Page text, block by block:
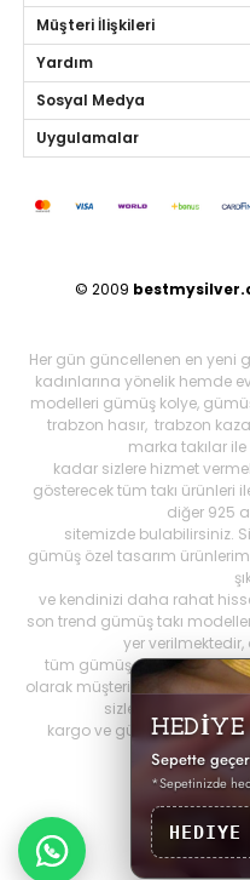
Müşteri İlişkileri
Yardım
Sosyal Medya
Uygulamalar
© 2009
Her gün güncellenen en yeni
kadınlarına yönelik hemde
modelleri gümüş kolye,
trabzon hasır, trabzon
marka takılar
kadar sizlere hizmet
gösterecek tüm takı ürünleri
diğer 925
sitemizde bulabilirsiniz.
gümüş özel tasarım
ve kendinizi daha rahat
son trend gümüş takı
yer verilmektedir,
tüm gümüş ürünlerini Best
olarak müşteri
sizlere daha iyi
kargo ve güvenilirHEDİYE
Sepette
*Sepetinizde
HEDIYE